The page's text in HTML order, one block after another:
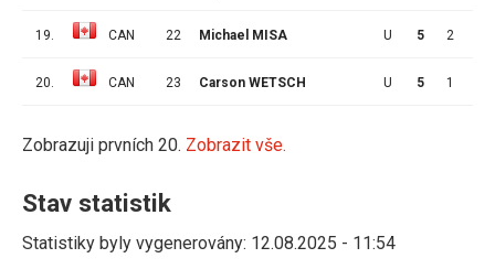
19. CAN 22 Michael MISA U 5 2
20. CAN 23 Carson WETSCH U 5 1
Zobrazuji prvních 20. Zobrazit vše.
Stav statistik
Statistiky byly vygenerovány: 12.08.2025 - 11:54